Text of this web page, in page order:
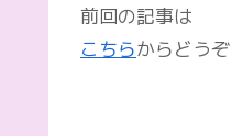
前回の記事は
こちらからどうぞ